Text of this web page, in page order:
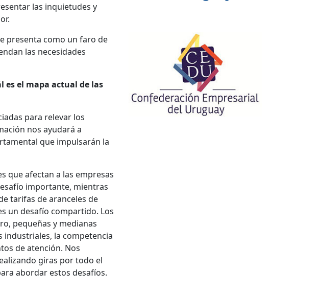
las inquietudes y
presenta como un faro de
las necesidades
es el mapa actual de las
para relevar los
nos ayudará a
que impulsarán la
que afectan a las empresas
importante, mientras
tarifas de aranceles de
un desafío compartido. Los
pequeñas y medianas
industriales, la competencia
de atención. Nos
giras por todo el
abordar estos desafíos.